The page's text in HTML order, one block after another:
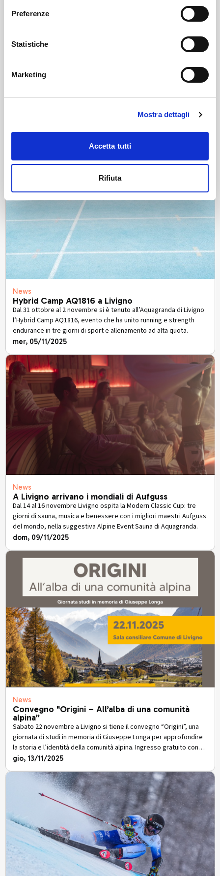
Preferenze
Statistiche
Marketing
Mostra dettagli
Accetta tutti
Rifiuta
News
Hybrid Camp AQ1816 a Livigno
Dal 31 ottobre al 2 novembre si è tenuto all’Aquagranda di Livigno
l’Hybrid Camp AQ1816, evento che ha unito running e strength
endurance in tre giorni di sport e allenamento ad alta quota.
mer, 05/11/2025
News
A Livigno arrivano i mondiali di Aufguss
Dal 14 al 16 novembre Livigno ospita la Modern Classic Cup: tre
giorni di sauna, musica e benessere con i migliori maestri Aufguss
del mondo, nella suggestiva Alpine Event Sauna di Aquagranda.
dom, 09/11/2025
News
Convegno "Origini – All’alba di una comunità
alpina”
Sabato 22 novembre a Livigno si tiene il convegno “Origini”, una
giornata di studi in memoria di Giuseppe Longa per approfondire
la storia e l’identità della comunità alpina. Ingresso gratuito con
prenotazione.
gio, 13/11/2025